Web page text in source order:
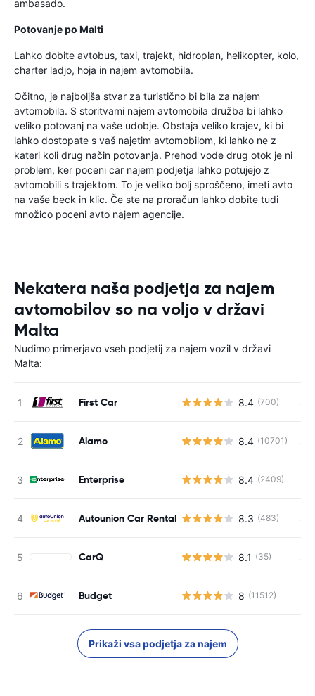
ambasado.
Potovanje po Malti
Lahko dobite avtobus, taxi, trajekt, hidroplan, helikopter, kolo,
charter ladjo, hoja in najem avtomobila.
Očitno, je najboljša stvar za turistično bi bila za najem
avtomobila. S storitvami najem avtomobila družba bi lahko
veliko potovanj na vaše udobje. Obstaja veliko krajev, ki bi
lahko dostopate s vaš najetim avtomobilom, ki lahko ne z
kateri koli drug način potovanja. Prehod vode drug otok je ni
problem, ker poceni car najem podjetja lahko potujejo z
avtomobili s trajektom. To je veliko bolj sproščeno, imeti avto
na vaše beck in klic. Če ste na proračun lahko dobite tudi
množico poceni avto najem agencije.
Nekatera naša podjetja za najem
avtomobilov so na voljo v državi
Malta
Nudimo primerjavo vseh podjetij za najem vozil v državi
Malta:
First Car 8.4 (700)
Alamo 8.4 (10701)
Enterprise 8.4 (2409)
Autounion Car Rental 8.3 (483)
CarQ 8.1 (35)
Budget 8 (11512)
Prikaži vsa podjetja za najem